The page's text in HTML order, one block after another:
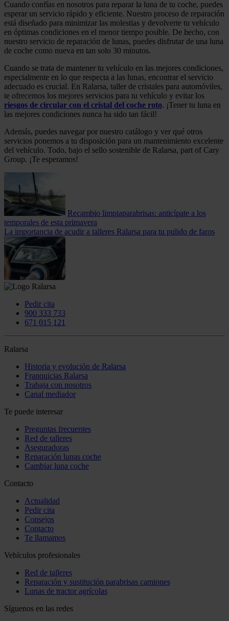
Cuando confías en nosotros para reparar la luna de tu coche, puedes
esperar un servicio rápido y eficiente. Nuestro proceso de reparación
está diseñado para minimizar las molestias y devolverte tu vehículo
en óptimas condiciones en el menor tiempo posible. De hecho, con
nuestro servicio de reparación de lunas, puedes disfrutar de una luna
de coche como nueva en tan solo 30 minutos.
Cuando se trata de mantener tu vehículo en las mejores condiciones,
especialmente en lo que respecta a las lunas, encontrar el servicio
adecuado es crucial. En Ralarsa, taller de cristales para automóviles,
te ofrecemos los mejores servicios para tu vehículo y evitar los
riesgos de circular con el cristal del coche roto. ¡Tener tu luna en
las mejores condiciones nunca ha sido tan fácil!
Además, puedes navegar por nuestro catálogo y ver qué otros
servicios ponemos a tu disposición para un mantenimiento excelente
del vehículo. Todo, bajo el sello sostenible de Ralarsa, part of Cary
Group. ¡Te esperamos!
Recambio limpiaparabrisas: anticípate a los
temporales de esta primavera
La importancia de acudir a talleres Ralarsa para tu pulido de faros
Pedir cita
900 333 733
671 015 121
Ralarsa
Historia y evolución de Ralarsa
Franquicias Ralarsa
Trabaja con nosotros
Canal mediador
Te puede interesar
Preguntas frecuentes
Red de talleres
Aseguradoras
Reparación lunas coche
Cambiar luna coche
Contacto
Actualidad
Pedir cita
Consejos
Contacto
Te llamamos
Vehículos profesionales
Red de talleres
Reparación y sustitución parabrisas camiones
Lunas de tractor agrícolas
Síguenos en las redes